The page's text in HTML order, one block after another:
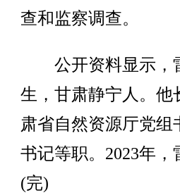
查和监察调查。
公开资料显示，
生，甘肃静宁人。他
肃省自然资源厅党
书记等职。2023年
(完)